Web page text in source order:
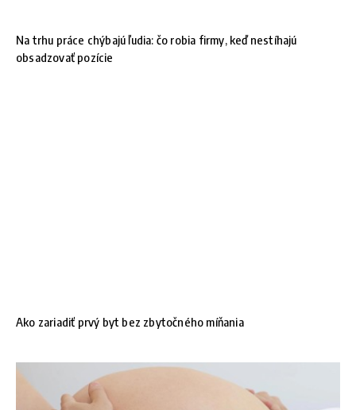
Na trhu práce chýbajú ľudia: čo robia firmy, keď nestíhajú
obsadzovať pozície
Ako zariadiť prvý byt bez zbytočného míňania